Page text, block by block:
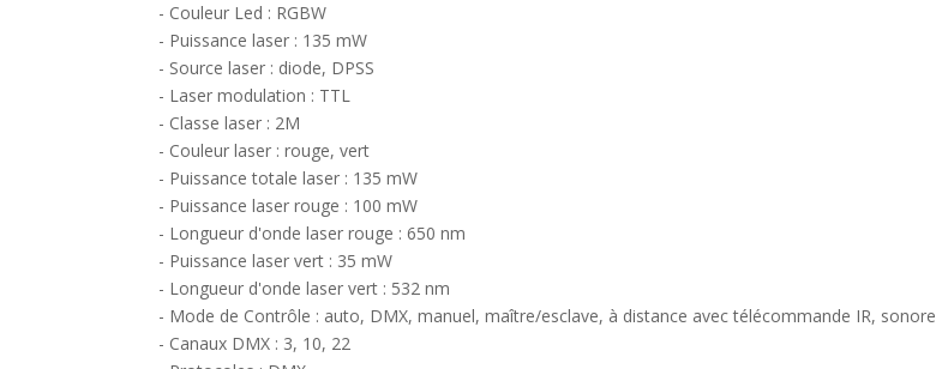
- Couleur Led : RGBW
- Puissance laser : 135 mW
- Source laser : diode, DPSS
- Laser modulation : TTL
- Classe laser : 2M
- Couleur laser : rouge, vert
- Puissance totale laser : 135 mW
- Puissance laser rouge : 100 mW
- Longueur d'onde laser rouge : 650 nm
- Puissance laser vert : 35 mW
- Longueur d'onde laser vert : 532 nm
- Mode de Contrôle : auto, DMX, manuel, maître/esclave, à distance avec télécommande IR, sonore
- Canaux DMX : 3, 10, 22